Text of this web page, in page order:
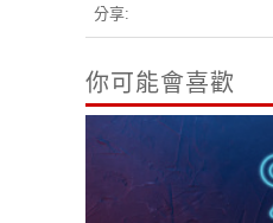
分享:
你可能會喜歡